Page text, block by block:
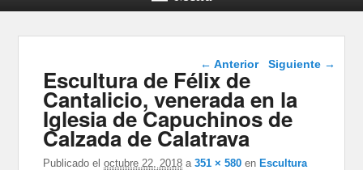
Navegador de
imágenes
← Anterior Siguiente →
Escultura de Félix de
Cantalicio, venerada en la
Iglesia de Capuchinos de
Calzada de Calatrava
Publicado el octubre 22, 2018 a351 × 580 en Escultura